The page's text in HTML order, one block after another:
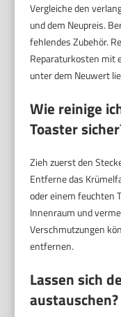
Vergleiche den
und dem Neupreis.
fehlendes Zubehör.
Reparaturkosten mit
unter dem Neuwert
Wie reinige
Toaster
Zieh zuerst den
Entferne das
oder einem feuchten
Innenraum und
Verschmutzungen
entfernen.
Lassen sich
austauschen?